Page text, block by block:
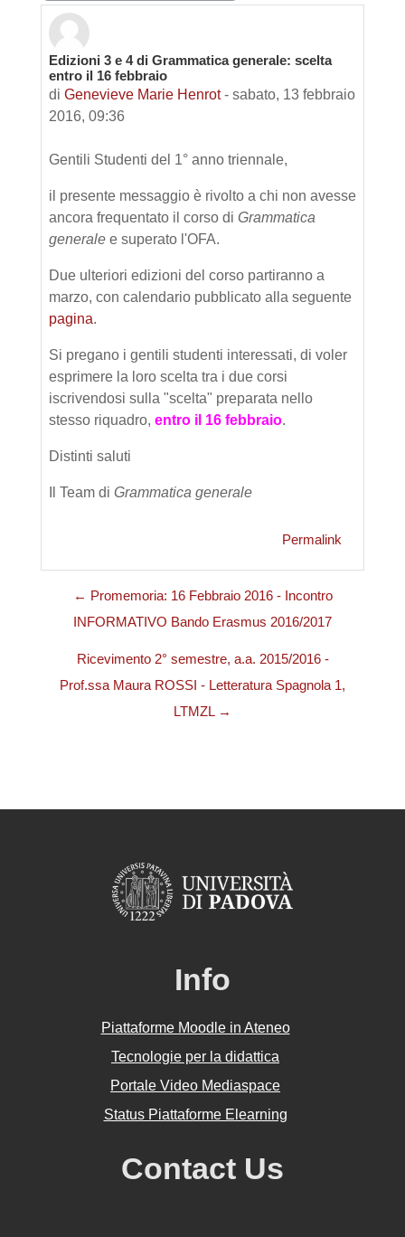
Edizioni 3 e 4 di Grammatica generale: scelta
entro il 16 febbraio
di Genevieve Marie Henrot- sabato, 13 febbraio
2016, 09:36
Numero di risposte: 0
Gentili Studenti del 1° anno triennale,
il presente messaggio è rivolto a chi non avesse
ancora frequentato il corso di Grammatica
generale e superato l'OFA.
Due ulteriori edizioni del corso partiranno a
marzo, con calendario pubblicato alla seguente
pagina.
Si pregano i gentili studenti interessati, di voler
esprimere la loro scelta tra i due corsi
iscrivendosi sulla "scelta" preparata nello
stesso riquadro, entro il 16 febbraio.
Distinti saluti
Il Team di Grammatica generale
Permalink
← Promemoria: 16 Febbraio 2016 - Incontro
INFORMATIVO Bando Erasmus 2016/2017
Ricevimento 2° semestre, a.a. 2015/2016 -
Prof.ssa Maura ROSSI - Letteratura Spagnola 1,
LTMZL →
Info
Piattaforme Moodle in Ateneo
Tecnologie per la didattica
Portale Video Mediaspace
Status Piattaforme Elearning
Contact Us